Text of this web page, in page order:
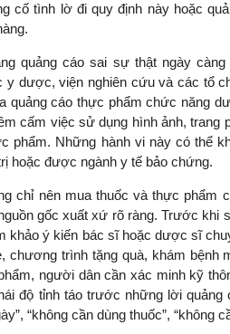
cố tình lờ đi quy định này hoặc
quảng cáo sai sự thật ngày
y dược, viện nghiên cứu và các tổ
quảng cáo thực phẩm chức năng
cấm việc sử dụng hình ảnh,
phẩm. Những hành vi này có thể
hoặc được ngành y tế bảo chứng.
chỉ nên mua thuốc và thực phẩm
gốc xuất xứ rõ ràng. Trước khi
khảo ý kiến bác sĩ hoặc dược sĩ
chương trình tặng quà, khám bệnh
người dân cần xác minh kỹ
độ tỉnh táo trước những lời quảng
“không cần dùng thuốc”, “không